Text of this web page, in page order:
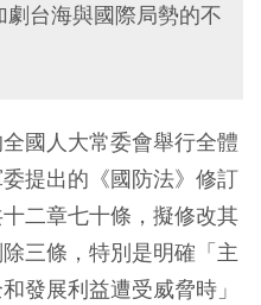
台海與國際局勢的不
國人大常委會舉行全體
提出的《國防法》修訂
二章七十條，擬修改其
三條，特別是明確「主
發展利益遭受威脅時」